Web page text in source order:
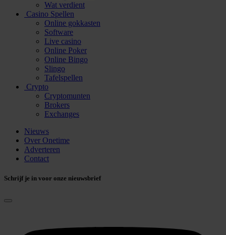
Wat verdient
Casino Spellen
Online gokkasten
Software
Live casino
Online Poker
Online Bingo
Slingo
Tafelspellen
Crypto
Cryptomunten
Brokers
Exchanges
Nieuws
Over Onetime
Adverteren
Contact
Schrijf je in voor onze nieuwsbrief